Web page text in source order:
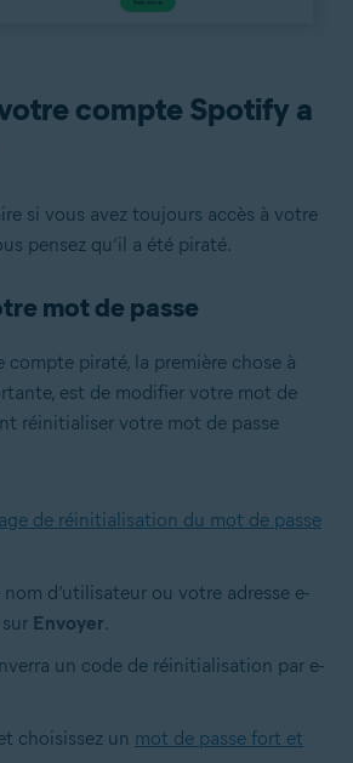
compte Spotify a
si vous avez toujours accès à votre
pensez qu’il a été piraté.
mot de passe
compte piraté, la première chose à
est de modifier votre mot de
réinitialiser votre mot de passe
de réinitialisation du mot de passe
d’utilisateur ou votre adresse e-
Envoyer.
un code de réinitialisation par e-
choisissez un mot de passe fort et